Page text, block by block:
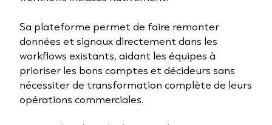
Sa plateforme permet de faire remonter
données et signaux directement dans les
workflows existants, aidant les équipes à
prioriser les bons comptes et décideurs sans
nécessiter de transformation complète de leurs
opérations commerciales.